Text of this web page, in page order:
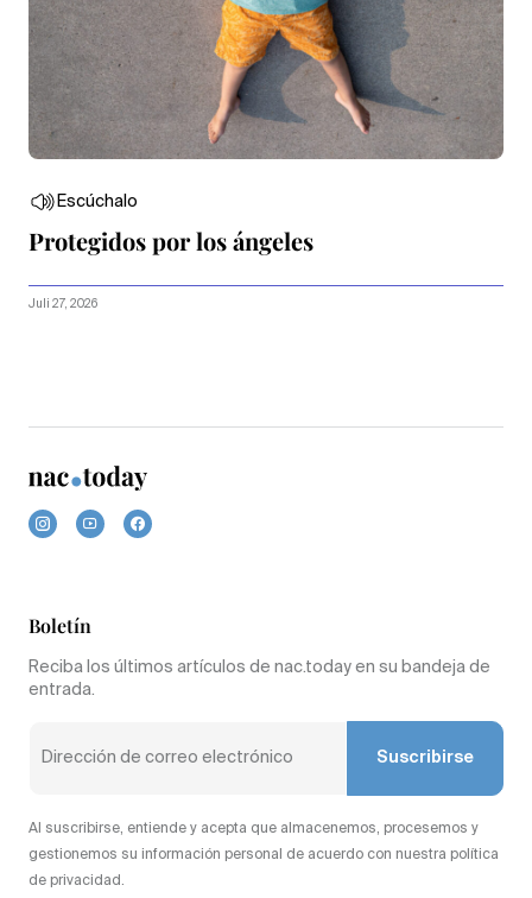
Escúchalo
Protegidos por los ángeles
Juli 27, 2026
Boletín
Reciba los últimos artículos de nac.today en su bandeja de
entrada.
Suscribirse
Al suscribirse, entiende y acepta que almacenemos, procesemos y
gestionemos su información personal de acuerdo con nuestra política
de privacidad.